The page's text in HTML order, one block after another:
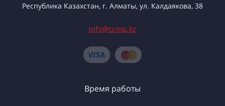
Республика Казахстан, г. Алматы, ул. Калдаякова, 38
info@tsmp.kz
Время работы